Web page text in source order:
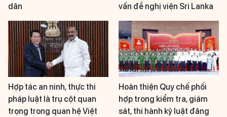
dân
vấn đề nghị viện Sri Lanka
Hợp tác an ninh, thực thi
pháp luật là trụ cột quan
trọng trong quan hệ Việt
Hoàn thiện Quy chế phối
hợp trong kiểm tra, giám
sát, thi hành kỷ luật đảng